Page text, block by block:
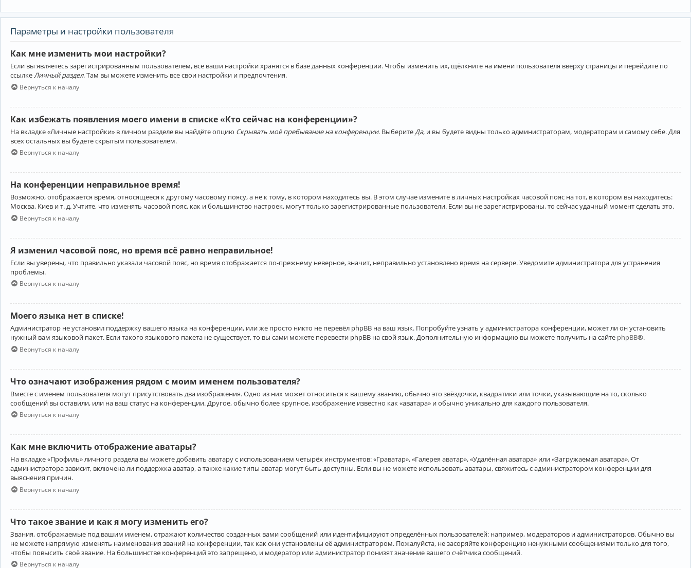
Параметры и настройки пользователя
Как мне изменить мои настройки?
Если вы являетесь зарегистрированным пользователем, все ваши настройки хранятся в базе данных конференции. Чтобы изменить их, щёлкните на имени пользователя вверху страницы и перейдите по
ссылкеЛичный раздел. Там вы можете изменить все свои настройки и предпочтения.
Вернуться к началу
Как избежать появления моего имени в списке «Кто сейчас на конференции»?
На вкладке «Личные настройки» в личном разделе вы найдёте опцию Скрывать моё пребывание на конференции. Выберите Да, и вы будете видны только администраторам, модераторам и самому себе. Для
всех остальных вы будете скрытым пользователем.
Вернуться к началу
На конференции неправильное время!
Возможно, отображается время, относящееся к другому часовому поясу, а не к тому, в котором находитесь вы. В этом случае измените в личных настройках часовой пояс на тот, в котором вы находитесь:
Москва, Киев и т. д. Учтите, что изменять часовой пояс, как и большинство настроек, могут только зарегистрированные пользователи. Если вы не зарегистрированы, то сейчас удачный момент сделать это.
Вернуться к началу
Я изменил часовой пояс, но время всё равно неправильное!
Если вы уверены, что правильно указали часовой пояс, но время отображается по-прежнему неверное, значит, неправильно установлено время на сервере. Уведомите администратора для устранения
проблемы.
Вернуться к началу
Моего языка нет в списке!
Администратор не установил поддержку вашего языка на конференции, или же просто никто не перевёл phpBB на ваш язык. Попробуйте узнать у администратора конференции, может ли он установить
нужный вам языковой пакет. Если такого языкового пакета не существует, то вы сами можете перевести phpBB на свой язык. Дополнительную информацию вы можете получить на сайте phpBB®.
Вернуться к началу
Что означают изображения рядом с моим именем пользователя?
Вместе с именем пользователя могут присутствовать два изображения. Одно из них может относиться к вашему званию, обычно это звёздочки, квадратики или точки, указывающие на то, сколько
сообщений вы оставили, или на ваш статус на конференции. Другое, обычно более крупное, изображение известно как «аватара» и обычно уникально для каждого пользователя.
Вернуться к началу
Как мне включить отображение аватары?
На вкладке «Профиль» личного раздела вы можете добавить аватару с использованием четырёх инструментов: «Граватар», «Галерея аватар», «Удалённая аватара» или «Загружаемая аватара». От
администратора зависит, включена ли поддержка аватар, а также какие типы аватар могут быть доступны. Если вы не можете использовать аватары, свяжитесь с администратором конференции для
выяснения причин.
Вернуться к началу
Что такое звание и как я могу изменить его?
Звания, отображаемые под вашим именем, отражают количество созданных вами сообщений или идентифицируют определённых пользователей: например, модераторов и администраторов. Обычно вы
не можете напрямую изменять наименования званий на конференции, так как они установлены её администратором. Пожалуйста, не засоряйте конференцию ненужными сообщениями только для того,
чтобы повысить своё звание. На большинстве конференций это запрещено, и модератор или администратор понизят значение вашего счётчика сообщений.
Вернуться к началу